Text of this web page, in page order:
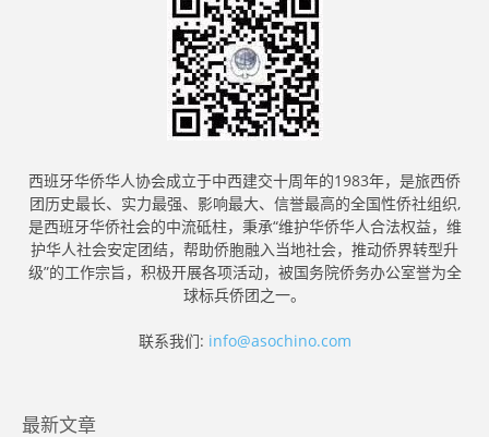
西班牙华侨华人协会成立于中西建交十周年的1983年，是旅西侨
团历史最长、实力最强、影响最大、信誉最高的全国性侨社组织,
是西班牙华侨社会的中流砥柱，秉承“维护华侨华人合法权益，维
护华人社会安定团结，帮助侨胞融入当地社会，推动侨界转型升
级”的工作宗旨，积极开展各项活动，被国务院侨务办公室誉为全
球标兵侨团之一。
联系我们: info@asochino.com
最新文章